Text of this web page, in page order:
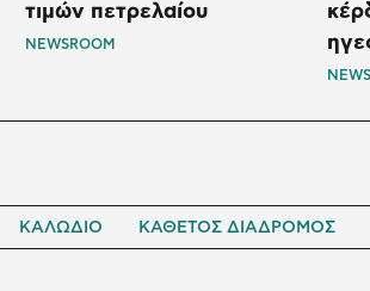
τιμών πετρελαίου
NEWSROOM
ΚΑΛΩΔΙΟ ΚΑΘΕΤΟΣ ΔΙΑΔΡΟΜΟΣ